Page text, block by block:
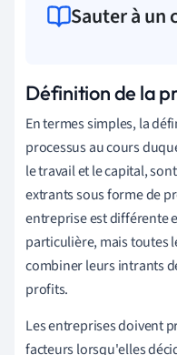
Sauter à un
Définition de la
En termes simples, la
processus au cours
le travail et le capital,
extrants sous forme de
entreprise est différente
particulière, mais toutes
combiner leurs intrants
profits.
Les entreprises doivent
facteurs lorsqu'elles